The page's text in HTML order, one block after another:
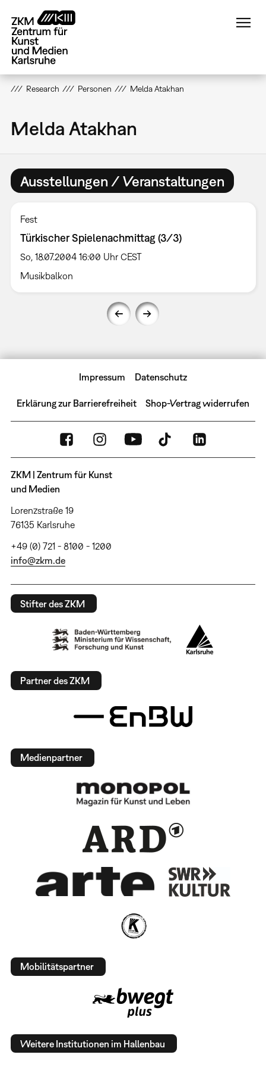
zum
Inhalt
Research Personen Melda Atakhan
Melda Atakhan
Ausstellungen / Veranstaltungen
Fest
Türkischer Spielenachmittag (3/3)
So, 18.07.2004 16:00 Uhr CEST
Musikbalkon
Impressum Datenschutz
Erklärung zur Barrierefreiheit Shop-Vertrag widerrufen
ZKM | Zentrum für Kunst
und Medien
Lorenzstraße 19
76135 Karlsruhe
+49 (0) 721 - 8100 - 1200
info@zkm.de
Stifter des ZKM
Partner des ZKM
Medienpartner
Mobilitätspartner
Weitere Institutionen im Hallenbau